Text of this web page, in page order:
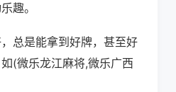
趣。
总是能拿到好牌，甚至好
(微乐龙江麻将,微乐广西